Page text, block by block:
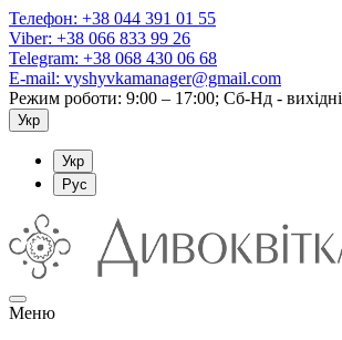
Телефон: +38 044 391 01 55
Viber: +38 066 833 99 26
Telegram: +38 068 430 06 68
E-mail: vyshyvkamanager@gmail.com
Режим роботи: 9:00 – 17:00; Сб-Нд - вихідні
Укр
Укр
Рус
Меню